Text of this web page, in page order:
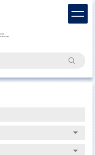
搜尋